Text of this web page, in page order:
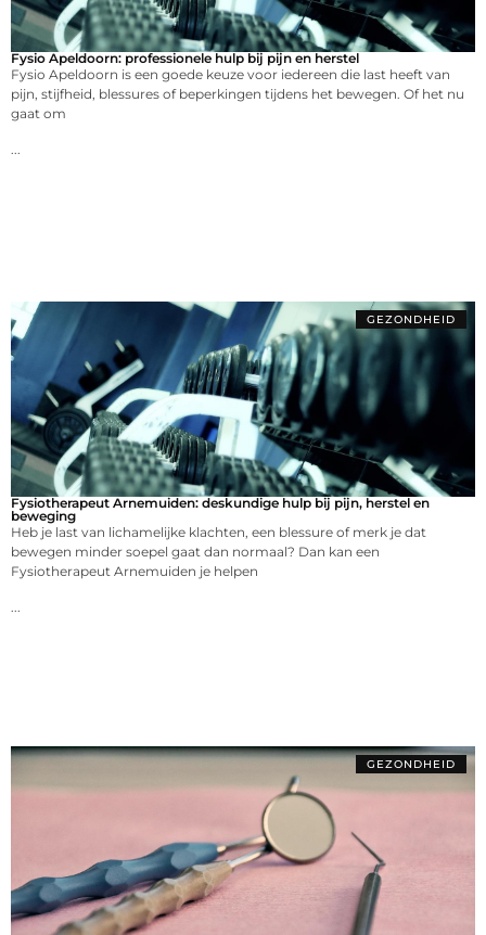
Fysio Apeldoorn: professionele hulp bij pijn en herstel
Fysio Apeldoorn is een goede keuze voor iedereen die last heeft van
pijn, stijfheid, blessures of beperkingen tijdens het bewegen. Of het nu
gaat om
GEZONDHEID
Fysiotherapeut Arnemuiden: deskundige hulp bij pijn, herstel en
beweging
Heb je last van lichamelijke klachten, een blessure of merk je dat
bewegen minder soepel gaat dan normaal? Dan kan een
Fysiotherapeut Arnemuiden je helpen
GEZONDHEID